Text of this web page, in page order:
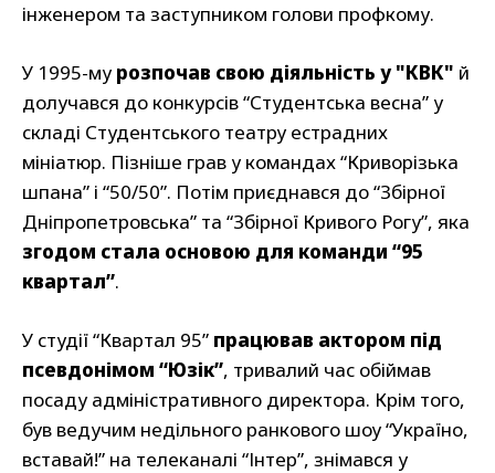
інженером та заступником голови профкому.
У 1995-му розпочав свою діяльність у "КВК" й
долучався до конкурсів “Студентська весна” у
складі Студентського театру естрадних
мініатюр. Пізніше грав у командах “Криворізька
шпана” і “50/50”. Потім приєднався до “Збірної
Дніпропетровська” та “Збірної Кривого Рогу”, яка
згодом стала основою для команди “95
квартал”.
У студії “Квартал 95” працював актором під
псевдонімом “Юзік”, тривалий час обіймав
посаду адміністративного директора. Крім того,
був ведучим недільного ранкового шоу “Україно,
вставай!” на телеканалі “Інтер”, знімався у